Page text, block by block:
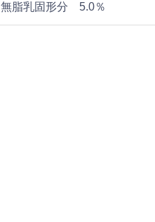
無脂乳固形分 5.0％